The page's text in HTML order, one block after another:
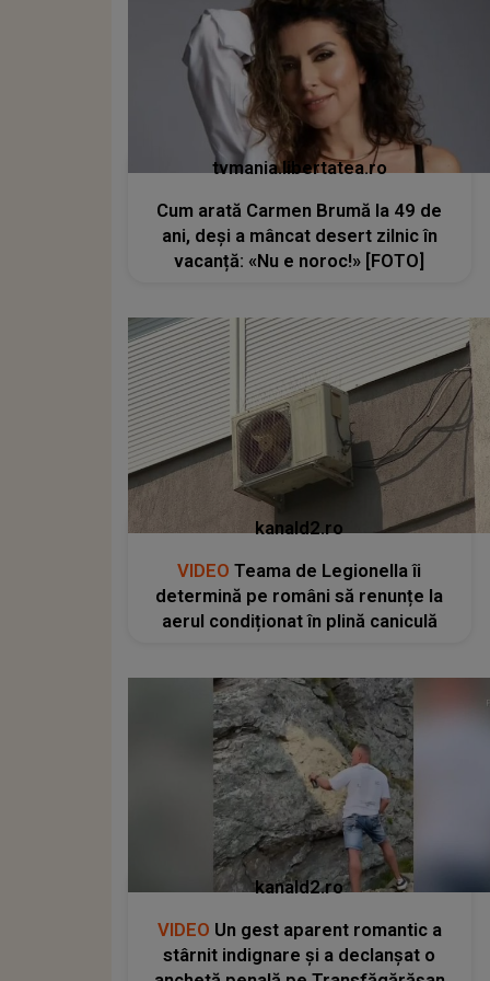
tvmania.libertatea.ro
Cum arată Carmen Brumă la 49 de
ani, deși a mâncat desert zilnic în
vacanță: «Nu e noroc!» [FOTO]
kanald2.ro
VIDEO Teama de Legionella îi
determină pe români să renunțe la
aerul condiționat în plină caniculă
kanald2.ro
VIDEO Un gest aparent romantic a
stârnit indignare și a declanșat o